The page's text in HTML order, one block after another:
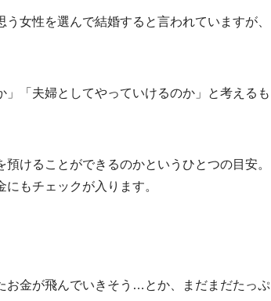
女性を選んで結婚すると言われていますが、
」「夫婦としてやっていけるのか」と考えるも
けることができるのかというひとつの目安。
もチェックが入ります。
お金が飛んでいきそう…とか、まだまだたっぷ